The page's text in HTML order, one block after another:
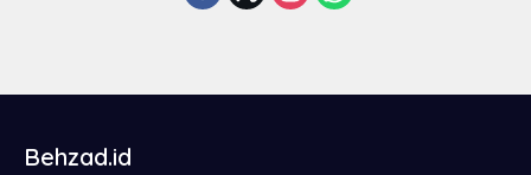
Behzad.id